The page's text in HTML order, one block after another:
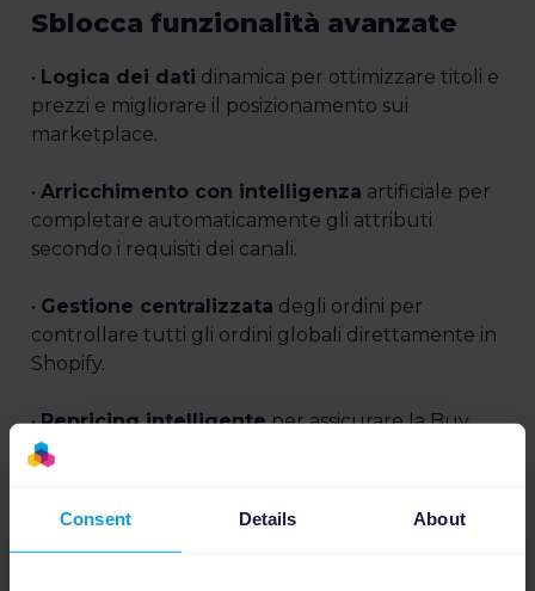
Consent Details About
Sblocca funzionalità avanzate
• Logica dei dati dinamica per ottimizzare titoli e
prezzi e migliorare il posizionamento sui
marketplace.
• Arricchimento con intelligenza artificiale per
completare automaticamente gli attributi
secondo i requisiti dei canali.
• Gestione centralizzata degli ordini per
controllare tutti gli ordini globali direttamente in
Shopify.
•Repricing intelligenteper assicurare la Buy
Box proteggendo al contempo i margini.